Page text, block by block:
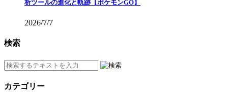
析ツールの進化と軌跡【ポケモンGO】
2026/7/7
検索
カテゴリー